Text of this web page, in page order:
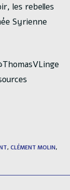
les rebelles
Syrienne
, CLÉMENT MOLIN,